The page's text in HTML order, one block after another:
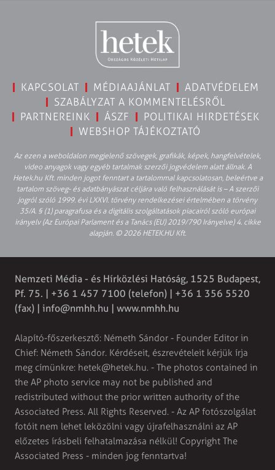
KAPCSOLAT MÉDIAAJÁNLAT
ADATVÉDELEM
SZABÁLYZAT A KOMMENTELÉSRŐL
PARTNEREINK
ÁSZF
POLITIKAI HIRDETÉSEK
WEBSHOP TÁJÉKOZTATÓ
Az ezen a weboldalon megjelenő szövegek, grafikák, képek, hangfelvételek,
video anyagok vagy egyéb tartalmak szerzői jogvédelem alatt állnak. A
Hetek.hu Kft. minden jogot fenntart a tartalommal kapcsolatosan, beleértve a
tartalom szöveg- és adatbányászat céljára való felhasználását is – A szerzői
jogról szóló 1999. évi LXXVI. törvény rendelkezései értelmében a törvény
35/A. § (1) paragrafusa és a digitális szolgáltatások piacairól szóló európai
irányelv (Az Európai Parlament és a Tanács (EU) 2019/790 Irányelve) 4. cikke
alapján. © 2026 HETEK.HU Kft.
Nemzeti Média - és Hírközlési Hatóság, 1525 Budapest,
Pf. 75. | +36 1 457 7100 (telefon) | +36 1 356 5520
(fax) | info@nmhh.hu | www.nmhh.hu
Alapító-főszerkesztő: Németh Sándor - Founder Editor in
Chief: Németh Sándor. Kérdéseit, észrevételeit kérjük írja
meg címünkre: hetek@hetek.hu. - The photos contained in
the AP photo service may not be published and
redistributed without the prior written authority of the
Associated Press. All Rights Reserved. - Az AP fotószolgálat
fotóit nem lehet leközölni vagy újrafelhasználni az AP
előzetes írásbeli felhatalmazása nélkül! Copyright The
Associated Press - minden jog fenntartva!